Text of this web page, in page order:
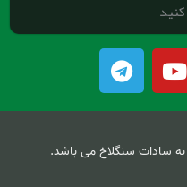
Y
o
u
t
b
T
e
l
e
g
r
سادات سنگلاخ می باشد.